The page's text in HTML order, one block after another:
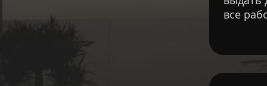
все